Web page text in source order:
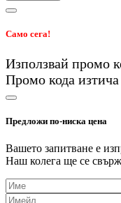
Само сега!
Използвай промо
Промо кода изтича
Предложи по-ниска цена
Вашето запитване е
Наш колега ще се